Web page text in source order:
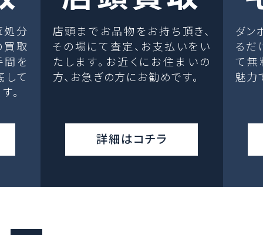
処分
取
間を
して
。
店頭までお品物をお持ち頂き、
その場にて査定、お支払いをい
たします。お近くにお住まいの
方、お急ぎの方にお勧めです。
詳細はコチラ
ダン
るだ
て無
魅力